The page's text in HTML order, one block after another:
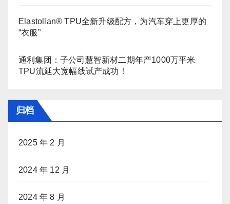
Elastollan® TPU全新升级配方，为汽车穿上更厚的
“衣服”
通利集团：子公司慧智新材二期年产1000万平米
TPU流延大宽幅线试产成功！
归档
2025 年 2 月
2024 年 12 月
2024 年 8 月